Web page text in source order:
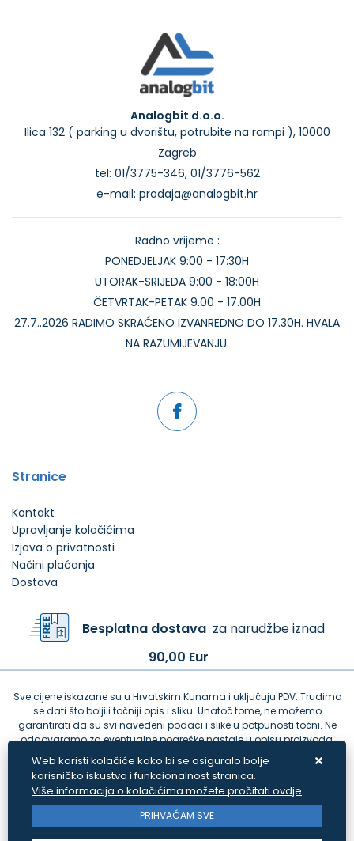
Analogbit d.o.o.
Ilica 132 ( parking u dvorištu, potrubite na rampi ), 10000
Zagreb
tel: 01/3775-346, 01/3776-562
e-mail: prodaja@analogbit.hr
Radno vrijeme :
PONEDJELJAK 9:00 - 17:30H
UTORAK-SRIJEDA 9:00 - 18:00H
ČETVRTAK-PETAK 9.00 - 17.00H
27.7..2026 RADIMO SKRAĆENO IZVANREDNO DO 17.30H. HVALA
NA RAZUMIJEVANJU.
Stranice
Kontakt
Upravljanje kolačićima
Izjava o privatnosti
Načini plaćanja
Dostava
Besplatna dostavaza narudžbe iznad
90,00 Eur
Sve cijene iskazane su u Hrvatskim Kunama i uključuju PDV. Trudimo
se dati što bolji i točniji opis i sliku. Unatoč tome, ne možemo
garantirati da su svi navedeni podaci i slike u potpunosti točni. Ne
odgovaramo za eventualne pogreške nastale u opisu proizvoda,
greške prilikom štampanja te promjene cijena.
Web koristi kolačiće kako bi se osiguralo bolje
korisničko iskustvo i funkcionalnost stranica.
Više informacija o kolačićima možete pročitati ovdje
PRIHVAĆAM SVE